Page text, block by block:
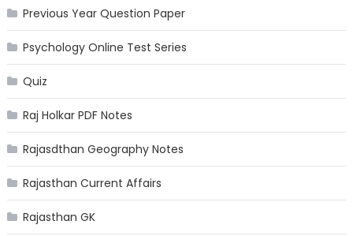
Previous Year Question Paper
Psychology Online Test Series
Quiz
Raj Holkar PDF Notes
Rajasdthan Geography Notes
Rajasthan Current Affairs
Rajasthan GK